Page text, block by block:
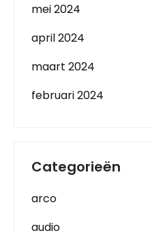
mei 2024
april 2024
maart 2024
februari 2024
Categorieën
arco
audio